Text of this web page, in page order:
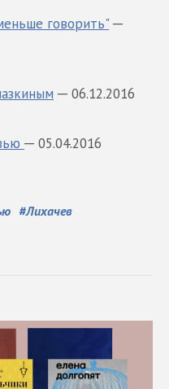
говорить"─
─ 06.12.2016
─ 05.04.2016
#Лихачев